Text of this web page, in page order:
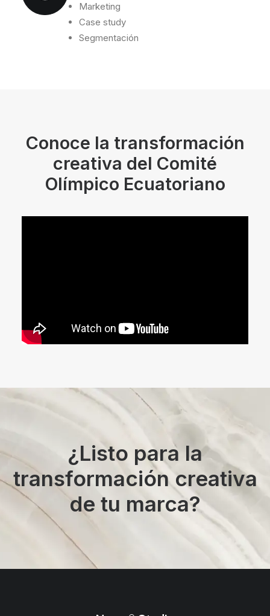
Marketing
Case study
Segmentación
Conoce la transformación
creativa del Comité
Olímpico Ecuatoriano
¿Listo para la
transformación creativa
de tu marca?